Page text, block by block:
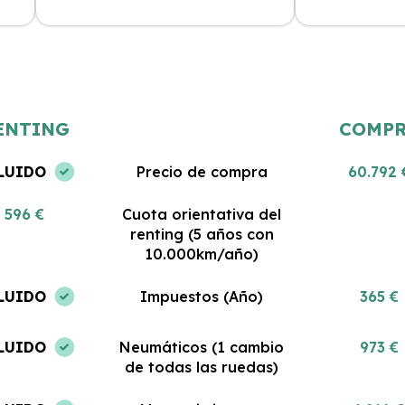
Precio de compra 60.792
596 €
Cuota orientativa del
renting (5 años con
10.000km/año)
Impuestos (Año) 365 €
Neumáticos (1 cambio
de todas las ruedas)
973 €